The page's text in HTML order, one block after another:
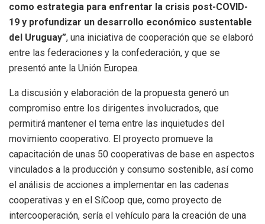
como estrategia para enfrentar la crisis post-COVID-
19 y profundizar un desarrollo económico sustentable
del Uruguay”, una iniciativa de cooperación que se elaboró
entre las federaciones y la confederación, y que se
presentó ante la Unión Europea.
La discusión y elaboración de la propuesta generó un
compromiso entre los dirigentes involucrados, que
permitirá mantener el tema entre las inquietudes del
movimiento cooperativo. El proyecto promueve la
capacitación de unas 50 cooperativas de base en aspectos
vinculados a la producción y consumo sostenible, así como
el análisis de acciones a implementar en las cadenas
cooperativas y en el SíCoop que, como proyecto de
intercooperación, sería el vehículo para la creación de una